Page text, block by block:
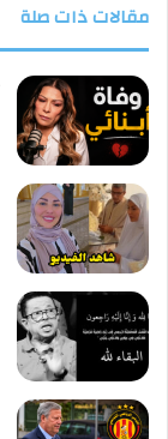
مقالات ذات صلة